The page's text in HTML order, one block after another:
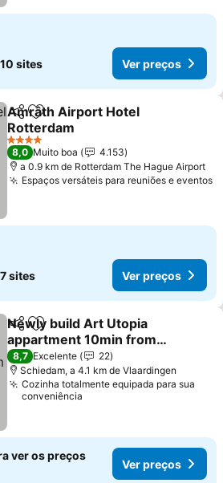
10 sites Ver preços
PartilharAdicionar aos favoritos
Amrâth Airport Hotel
Rotterdam
Ver preços
4 Estrelas
8,0 Muito boa
4.153
a 0.9 km de Rotterdam The Hague Airport
Espaços versáteis para reuniões e eventos
7 sites Ver preços
PartilharAdicionar aos favoritos
Newly build Art Utopia
appartment 10min from
Rotterdam Central City
app1
Ver preços
8,7 Excelente
22
Schiedam, a 4.1 km de Vlaardingen
Cozinha totalmente equipada para sua
conveniência
ver os preços
Ver preços